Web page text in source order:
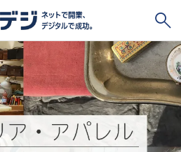
タグ
BASE STORES
無料ネットショップ